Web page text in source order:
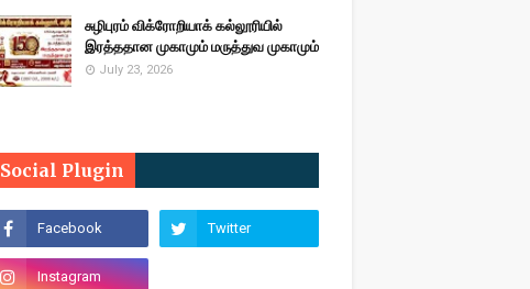
சுழிபுரம் விக்ரோறியாக் கல்லூரியில்
இரத்ததான முகாமும் மருத்துவ முகாமும்
July 23, 2026
Social Plugin